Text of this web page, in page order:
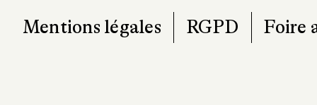
Mentions légales RGPD Foire